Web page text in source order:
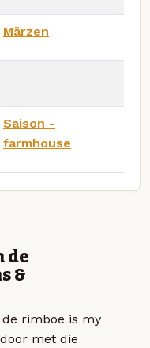
Märzen
Saison -
farmhouse
de
&
rimboe is my
met die